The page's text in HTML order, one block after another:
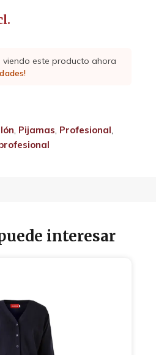
viendo este producto ahora
, Pijamas, Profesional,
interesar